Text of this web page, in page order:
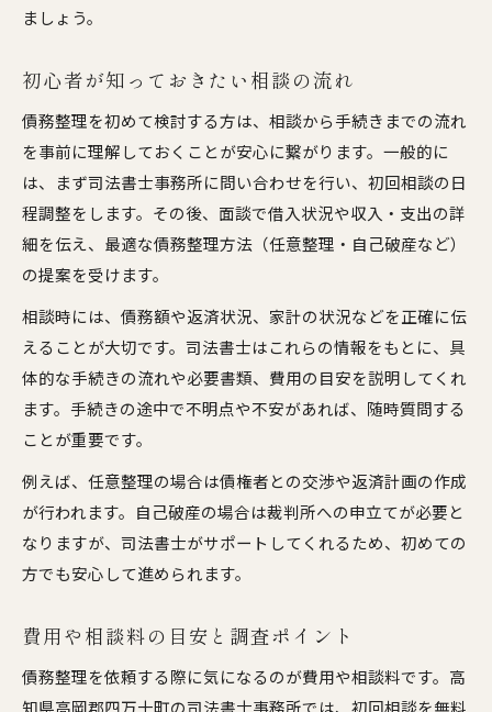
ましょう。
初心者が知っておきたい相談の流れ
債務整理を初めて検討する方は、相談から手続きまでの流れ
を事前に理解しておくことが安心に繋がります。一般的に
は、まず司法書士事務所に問い合わせを行い、初回相談の日
程調整をします。その後、面談で借入状況や収入・支出の詳
細を伝え、最適な債務整理方法（任意整理・自己破産など）
の提案を受けます。
相談時には、債務額や返済状況、家計の状況などを正確に伝
えることが大切です。司法書士はこれらの情報をもとに、具
体的な手続きの流れや必要書類、費用の目安を説明してくれ
ます。手続きの途中で不明点や不安があれば、随時質問する
ことが重要です。
例えば、任意整理の場合は債権者との交渉や返済計画の作成
が行われます。自己破産の場合は裁判所への申立てが必要と
なりますが、司法書士がサポートしてくれるため、初めての
方でも安心して進められます。
費用や相談料の目安と調査ポイント
債務整理を依頼する際に気になるのが費用や相談料です。高